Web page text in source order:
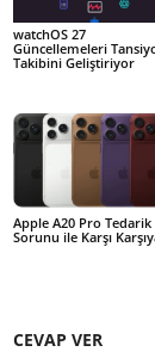
watchOS 27
Güncellemeleri
Takibini Geliştiriyor
Apple A20 Pro Tedarik
Sorunu ile Karşı
CEVAP VER